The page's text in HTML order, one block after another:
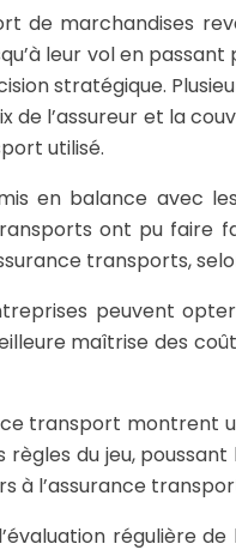
de marchandises
leur vol en
stratégique.
de l’assureur et la
utilisé.
en balance avec
ont pu faire
transports,
peuvent
maîtrise des
transport
règles du jeu,
à l’assurance
régulière